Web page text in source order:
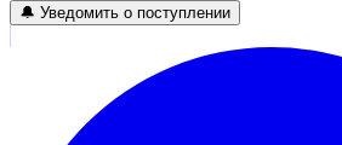
🔔 Уведомить о поступлении